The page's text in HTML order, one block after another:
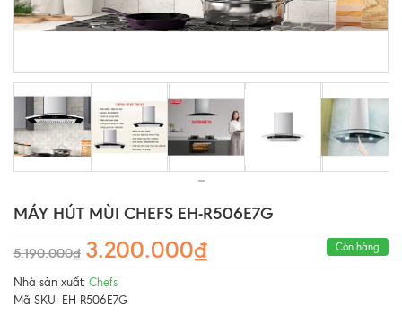
MÁY HÚT MÙI CHEFS EH-R506E7G
5.190.000₫ 3.200.000₫ Còn hàng
Nhà sản xuất: Chefs
Mã SKU: EH-R506E7G